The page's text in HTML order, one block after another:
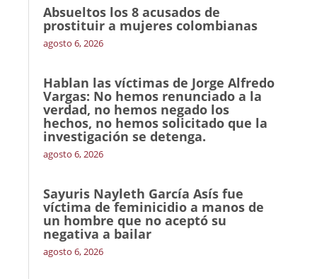
Absueltos los 8 acusados de
prostituir a mujeres colombianas
agosto 6, 2026
Hablan las víctimas de Jorge Alfredo
Vargas: No hemos renunciado a la
verdad, no hemos negado los
hechos, no hemos solicitado que la
investigación se detenga.
agosto 6, 2026
Sayuris Nayleth García Asís fue
víctima de feminicidio a manos de
un hombre que no aceptó su
negativa a bailar
agosto 6, 2026